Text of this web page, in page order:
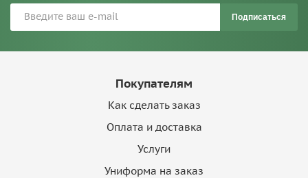
Подписаться
Покупателям
Как сделать заказ
Оплата и доставка
Услуги
Униформа на заказ